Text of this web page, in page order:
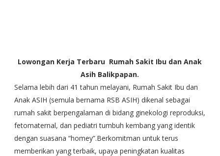
Lowongan Kerja Terbaru Rumah Sakit Ibu dan Anak
Asih Balikpapan.
Selama lebih dari 41 tahun melayani, Rumah Sakit Ibu dan
Anak ASIH (semula bernama RSB ASIH) dikenal sebagai
rumah sakit berpengalaman di bidang ginekologi reproduksi,
fetomaternal, dan pediatri tumbuh kembang yang identik
dengan suasana “homey”.Berkomitman untuk terus
memberikan yang terbaik, upaya peningkatan kualitas